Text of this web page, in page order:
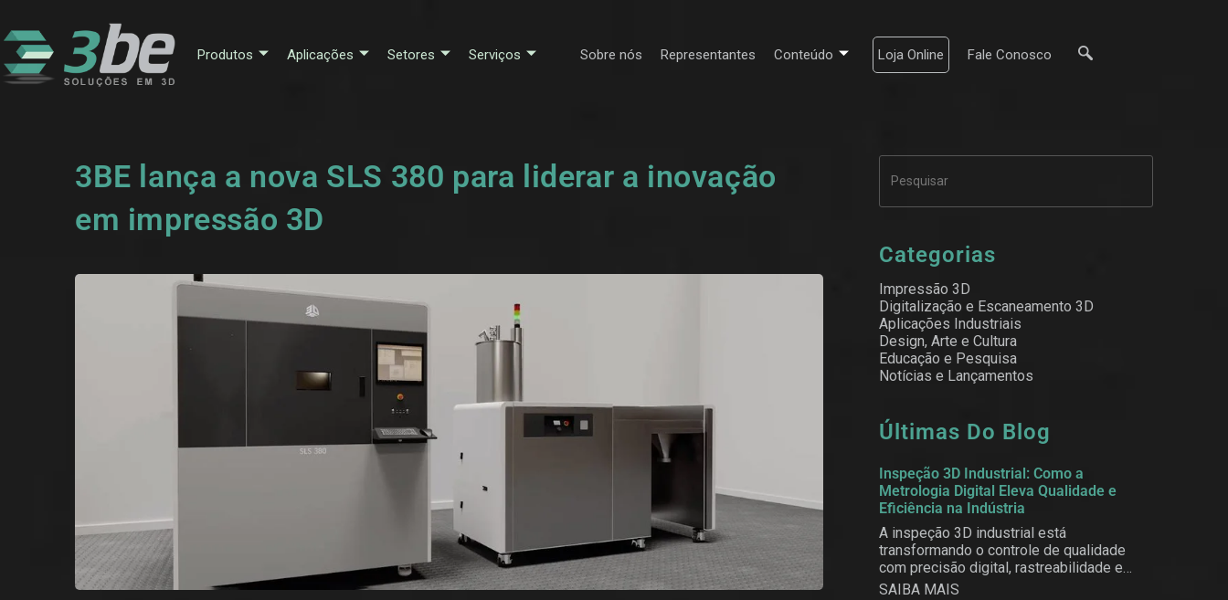
Produtos Aplicações Setores Serviços Sobre nós Representantes Conteúdo Loja Online Fale Conosco
3BE lança a nova SLS 380 para liderar a inovação
em impressão 3D
Categorias
Impressão 3D
Digitalização e Escaneamento 3D
Aplicações Industriais
Design, Arte e Cultura
Educação e Pesquisa
Notícias e Lançamentos
Últimas Do Blog
Inspeção 3D Industrial: Como a
Metrologia Digital Eleva Qualidade e
Eficiência na Indústria
A inspeção 3D industrial está
transformando o controle de qualidade
com precisão digital, rastreabilidade e
eficiência.
SAIBA MAIS